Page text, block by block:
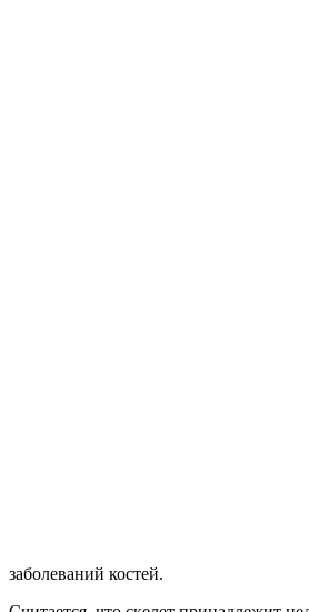
заболеваний костей.